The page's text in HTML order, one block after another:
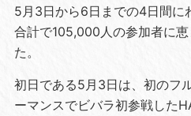
5⽉3⽇から6⽇までの4⽇間に
合計で105,000⼈の参加者に
た。
初⽇である5⽉3⽇は、初のフ
ーマンスでビバラ初参戦した